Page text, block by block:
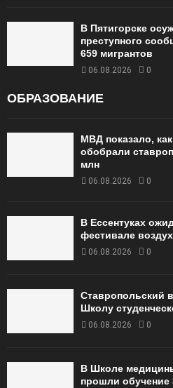
В Пятигорске
преступного
659 мигрантов
06.08.2026 0
ОБРАЗОВАНИЕ
МВД показало,
обобрали
млн
06.08.2026 0
В Ессентуках
фестивале
06.08.2026 0
Ставропольский
Школу
06.08.2026 0
В Школе
прошли обучение